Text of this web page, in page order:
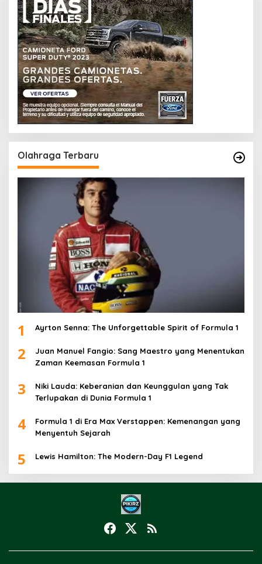
Olahraga Terbaru
1 Ayrton Senna: The Unforgettable Spirit of Formula 1
2
Juan Manuel Fangio: Sang Maestro yang Menentukan
Zaman Keemasan Formula 1
3
Niki Lauda: Keberanian dan Keunggulan yang Tak
Terlupakan di Dunia Formula 1
4
Formula 1 di Era Max Verstappen: Kemenangan yang
Menyentuh Sejarah
5 Lewis Hamilton: The Modern-Day F1 Legend